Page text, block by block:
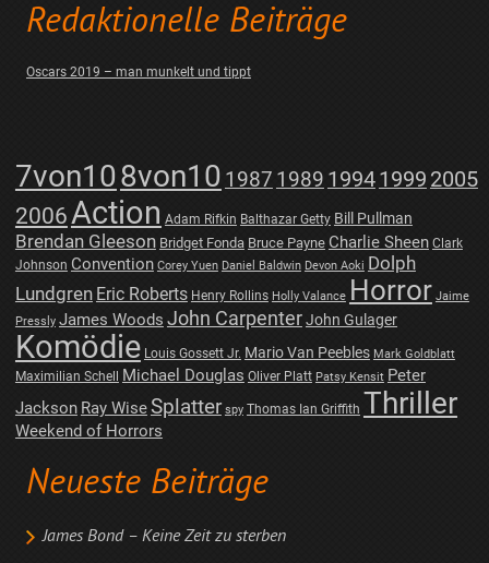
Redaktionelle Beiträge
Oscars 2019 – man munkelt und tippt
7von108von10 1987 1989 19941999 2005
2006Action Adam Rifkin Balthazar Getty Bill Pullman
Brendan Gleeson Bridget Fonda Bruce Payne Charlie Sheen Clark
Johnson Convention Corey Yuen Daniel Baldwin Devon Aoki Dolph
Lundgren Eric Roberts Henry Rollins Holly Valance Horror Jaime
Pressly James Woods John CarpenterJohn Gulager
Komödie Louis Gossett Jr. Mario Van Peebles Mark Goldblatt
Maximilian Schell Michael Douglas Oliver Platt Patsy Kensit Peter
Jackson Ray WiseSplatter spy Thomas Ian Griffith Thriller
Weekend of Horrors
Neueste Beiträge
James Bond – Keine Zeit zu sterben